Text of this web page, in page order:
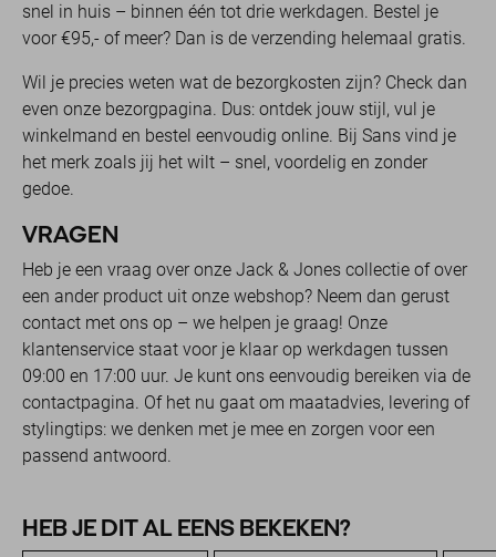
snel in huis – binnen één tot drie werkdagen. Bestel je
voor €95,- of meer? Dan is de verzending helemaal gratis.
Wil je precies weten wat de bezorgkosten zijn? Check dan
even onze bezorgpagina. Dus: ontdek jouw stijl, vul je
winkelmand en bestel eenvoudig online. Bij Sans vind je
het merk zoals jij het wilt – snel, voordelig en zonder
gedoe.
VRAGEN
Heb je een vraag over onze Jack & Jones collectie of over
een ander product uit onze webshop? Neem dan gerust
contact met ons op – we helpen je graag! Onze
klantenservice staat voor je klaar op werkdagen tussen
09:00 en 17:00 uur. Je kunt ons eenvoudig bereiken via de
contactpagina. Of het nu gaat om maatadvies, levering of
stylingtips: we denken met je mee en zorgen voor een
passend antwoord.
HEB JE DIT AL EENS BEKEKEN?